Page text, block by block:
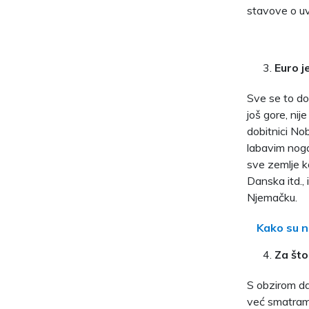
stavove o
Euro
Sve se to
još gore,
dobitnici
labavim
sve zemlje
Danska itd.,
Njemačku.
Kako su
Za
S obzirom
već